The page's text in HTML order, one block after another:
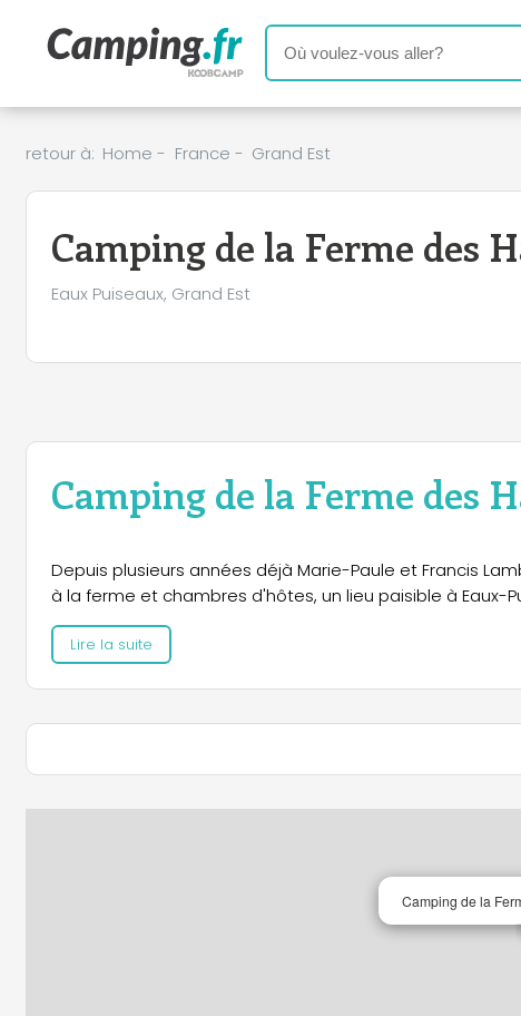
retour à: Home - France - Grand Est
Camping de la Ferme des
Eaux Puiseaux, Grand Est
Camping de la Ferme des
Depuis plusieurs années déjà Marie-Paule et Francis
à la ferme et chambres d'hôtes, un lieu paisible à Eaux-
Lire la suite
Camping de la